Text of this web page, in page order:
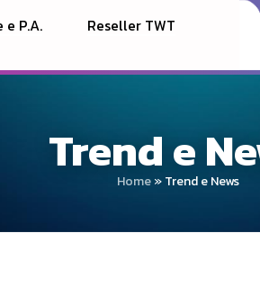
P.A. Reseller TWT
Trend e
Home»Trend e News